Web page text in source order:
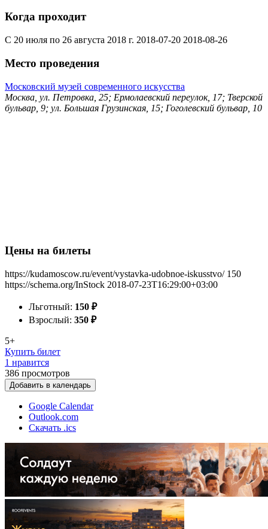
Когда проходит
С 20 июля по 26 августа 2018 г. 2018-07-20 2018-08-26
Место проведения
Московский музей современного искусства
Москва, ул. Петровка, 25; Ермолаевский переулок, 17; Тверской
бульвар, 9; ул. Большая Грузинская, 15; Гоголевский бульвар, 10
Цены на билеты
https://kudamoscow.ru/event/vystavka-udobnoe-iskusstvo/ 150
https://schema.org/InStock 2018-07-23T16:29:00+03:00
Льготный: 150 ₽
Взрослый: 350 ₽
5+
Купить билет
1 нравится
386 просмотров
Добавить в календарь
Google Calendar
Outlook.com
Скачать .ics